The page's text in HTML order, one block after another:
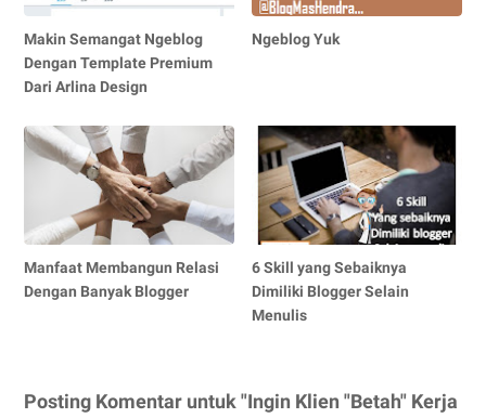
Makin Semangat Ngeblog
Dengan Template Premium
Dari Arlina Design
Ngeblog Yuk
Manfaat Membangun Relasi
Dengan Banyak Blogger
6 Skill yang Sebaiknya
Dimiliki Blogger Selain
Menulis
Posting Komentar untuk "Ingin Klien "Betah" Kerja